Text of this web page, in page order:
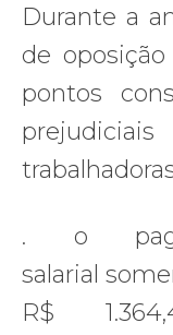
Durante a
de
pontos
. o
salarial
R$